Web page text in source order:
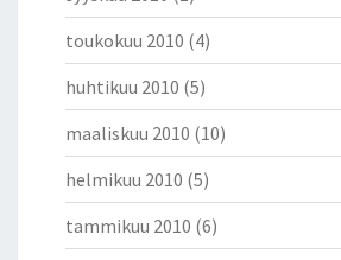
toukokuu 2010 (4)
huhtikuu 2010 (5)
maaliskuu 2010 (10)
helmikuu 2010 (5)
tammikuu 2010 (6)